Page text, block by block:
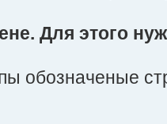
Для этого
обозначеные